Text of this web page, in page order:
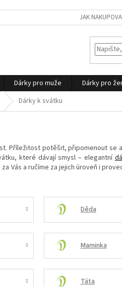
JAK
Dárky pro muže Dárky pro
Dárky k svátku
Příležitost potěšit, připomenout se
které dávají smysl – elegantní
Vás a ručíme za jejich úroveň i
Děda
Maminka
Táta